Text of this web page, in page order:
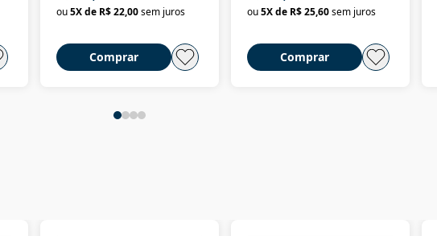
2018)
ou5X de R$ 22,00sem juros
Comprar
ou5X de R$ 25,60sem juros
Comprar